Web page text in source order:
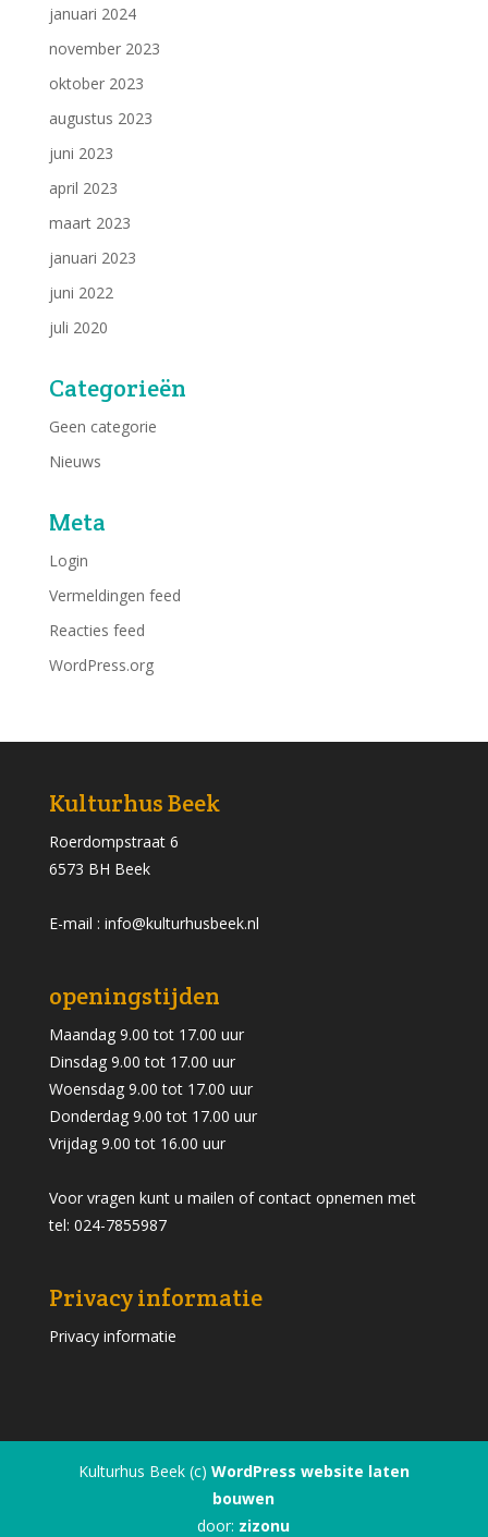
januari 2024
november 2023
oktober 2023
augustus 2023
juni 2023
april 2023
maart 2023
januari 2023
juni 2022
juli 2020
Categorieën
Geen categorie
Nieuws
Meta
Login
Vermeldingen feed
Reacties feed
WordPress.org
Kulturhus Beek
Roerdompstraat 6
6573 BH Beek
E-mail : info@kulturhusbeek.nl
openingstijden
Maandag 9.00 tot 17.00 uur
Dinsdag 9.00 tot 17.00 uur
Woensdag 9.00 tot 17.00 uur
Donderdag 9.00 tot 17.00 uur
Vrijdag 9.00 tot 16.00 uur
Voor vragen kunt u mailen of contact opnemen met
tel: 024-7855987
Privacy informatie
Privacy informatie
Kulturhus Beek (c) WordPress website laten
bouwen
door: zizonu